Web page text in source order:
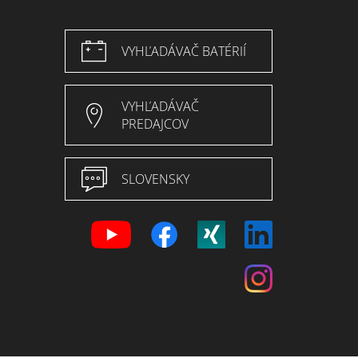
VYHĽADÁVAČ BATÉRIÍ
VYHĽADÁVAČ
PREDAJCOV
SLOVENSKY